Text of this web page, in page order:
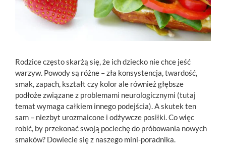
Rodzice często skarżą się, że ich dziecko nie chce jeść
warzyw. Powody są różne – zła konsystencja, twardość,
smak, zapach, kształt czy kolor ale również głębsze
podłoże związane z problemami neurologicznymi (tutaj
temat wymaga całkiem innego podejścia). A skutek ten
sam – niezbyt urozmaicone i odżywcze posiłki. Co więc
robić, by przekonać swoją pociechę do próbowania nowych
smaków? Dowiecie się z naszego mini-poradnika.